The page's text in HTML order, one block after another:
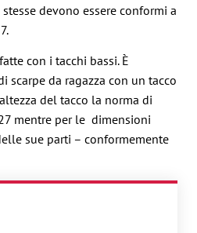
devono essere conformi a
con i tacchi bassi. È
scarpe da ragazza con un tacco
del tacco la norma di
mentre per le dimensioni
sue parti – conformemente